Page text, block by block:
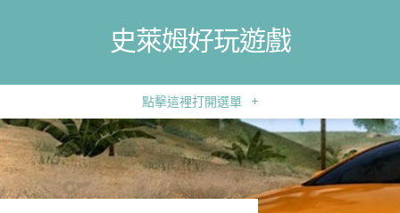
史萊姆好玩遊戲
點擊這裡打開選單 +